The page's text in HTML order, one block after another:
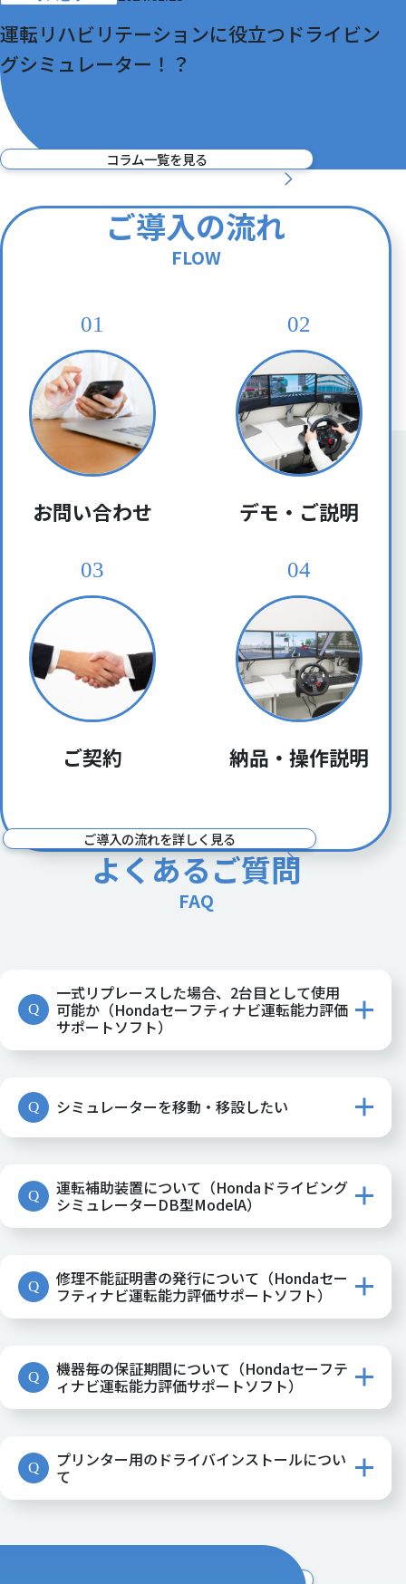
運転リハビリテーションに役立つドライビン
グシミュレーター！？
コラム一覧を見る
ご導入の流れ
FLOW
01
お問い合わせ
02
デモ・ご説明
03
ご契約
04
納品・操作説明
ご導入の流れを詳しく見る
よくあるご質問
FAQ
Q
一式リプレースした場合、2台目として使用
可能か（Hondaセーフティナビ運転能力評価
サポートソフト）
Q シミュレーターを移動・移設したい
Q 運転補助装置について（Hondaドライビング
シミュレーターDB型ModelA）
Q 修理不能証明書の発行について（Hondaセー
フティナビ運転能力評価サポートソフト）
Q 機器毎の保証期間について（Hondaセーフテ
ィナビ運転能力評価サポートソフト）
Q プリンター用のドライバインストールについ
て